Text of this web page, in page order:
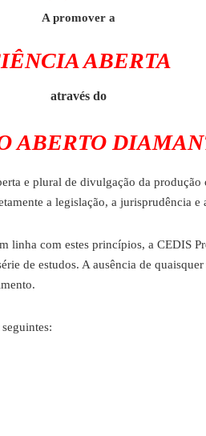
A promover a
ABERTA
através do
ABERTO
e plural de divulgação da
a legislação, a jurisprudência e
linha com estes princípios, a CEDIS
de estudos. A ausência de